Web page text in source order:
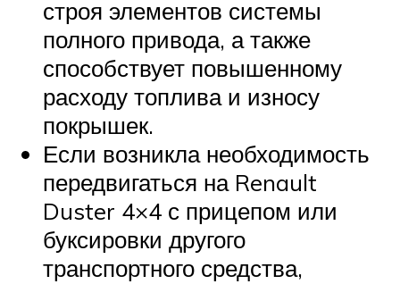
строя элементов системы
полного привода, а также
способствует повышенному
расходу топлива и износу
покрышек.
Если возникла необходимость
передвигаться на Renault
Duster 4×4 с прицепом или
буксировки другого
транспортного средства,